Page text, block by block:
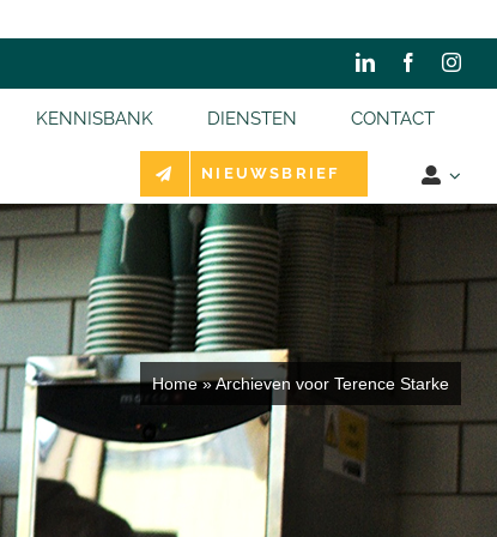
KENNISBANK DIENSTEN CONTACT
NIEUWSBRIEF
Home»Archieven voor Terence Starke